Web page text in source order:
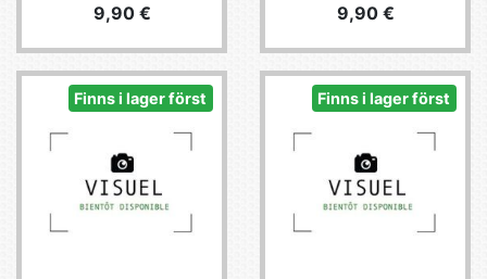
Pris
9,90 € Pris
9,90 €
Finns i lager först Finns i lager först